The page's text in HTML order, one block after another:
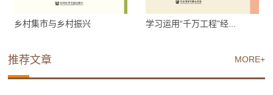
乡村集市与乡村振兴 学习运用“千万工程”经...
MORE+
推荐文章